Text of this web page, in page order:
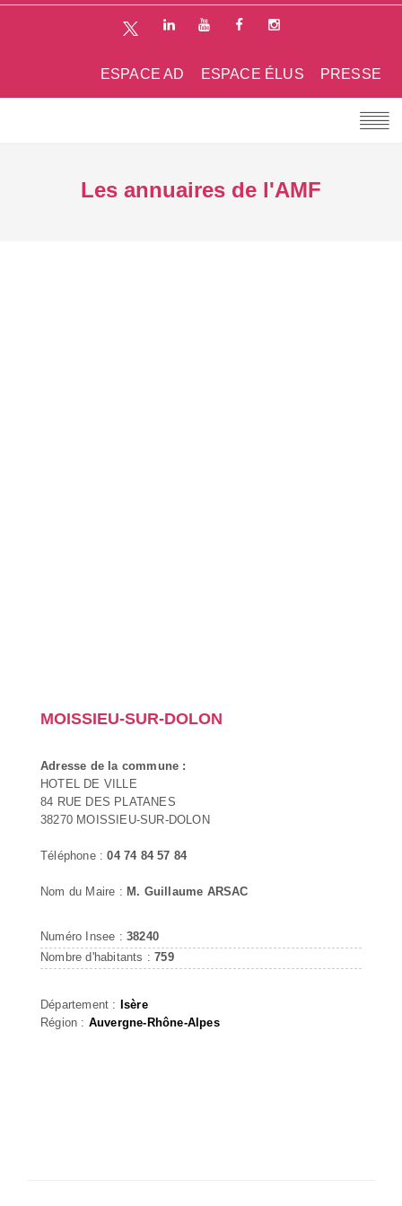
PRESSE
ESPACE ÉLUS
ESPACE AD
Les annuaires de l'AMF
MOISSIEU-SUR-DOLON
Adresse de la commune :
HOTEL DE VILLE
84 RUE DES PLATANES
38270 MOISSIEU-SUR-DOLON
Téléphone :04 74 84 57 84
Nom du Maire : M. Guillaume ARSAC
Numéro Insee : 38240
Nombre d'habitants :759
Département : Isère
Région : Auvergne-Rhône-Alpes